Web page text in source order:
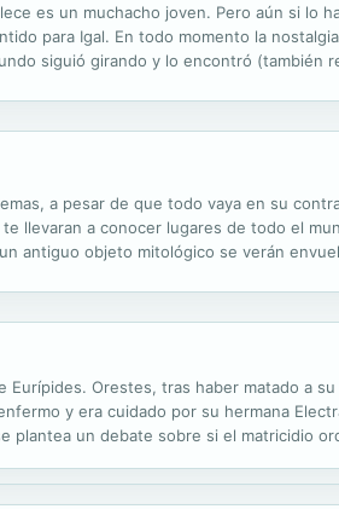
es un muchacho joven. Pero aún si lo
para Igal. En todo momento la
siguió girando y lo encontró
a pesar de que todo vaya en su
llevaran a conocer lugares de todo el
antiguo objeto mitológico se verán
Eurípides. Orestes, tras haber matado a
y era cuidado por su hermana
un debate sobre si el matricidio